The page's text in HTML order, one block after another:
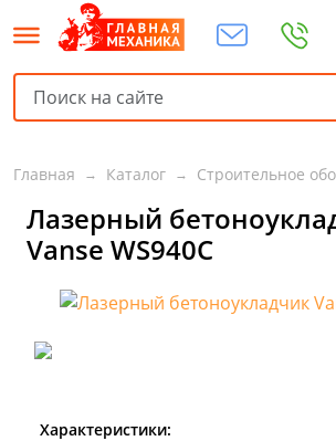
Главная Каталог Строительное
Лазерный
Vanse WS940C
Характеристики: